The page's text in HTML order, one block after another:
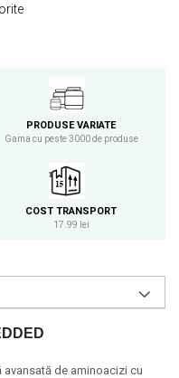
PRODUSE VARIATE
Gama cu peste 3000 de produse
COST TRANSPORT
17.99 lei
de aminoacizi cu